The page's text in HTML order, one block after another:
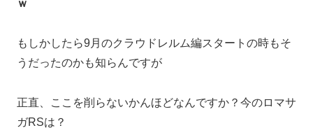
ｗ
もしかしたら9月のクラウドレルム編スタートの時もそ
うだったのかも知らんですが
正直、ここを削らないかんほどなんですか？今のロマサ
ガRSは？